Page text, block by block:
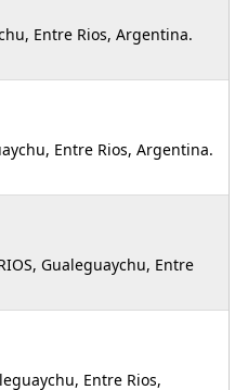
Entre Rios, Argentina.
Entre Rios, Argentina.
Gualeguaychu, Entre
Entre Rios,